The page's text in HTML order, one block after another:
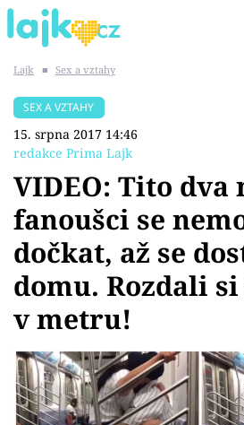
SHOPAHOLICADEL
Témata
Showbyznys
Youtubeři
Virály
Sex a vztahy
Lajk ■ Sex a vztahy
SEX A VZTAHY
15. srpna 2017 14:46
redakce Prima Lajk
VIDEO: Tito dva
fanoušci se
dočkat, až se
domu. Rozdali
v metru!